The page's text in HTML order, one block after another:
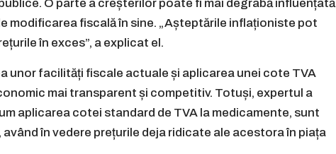
O parte a creșterilor poate fi mai degrabă influențată
modificarea fiscală în sine. „Așteptările inflaționiste pot
în exces”, a explicat el.
unor facilități fiscale actuale și aplicarea unei cote TVA
mai transparent și competitiv. Totuși, expertul a
aplicarea cotei standard de TVA la medicamente, sunt
în vedere prețurile deja ridicate ale acestora în piața